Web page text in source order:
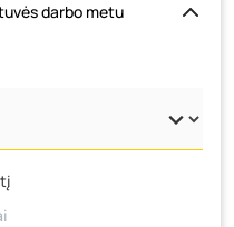
darbo metu